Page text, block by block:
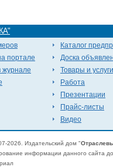
портале
журнале
Каталог
Доска
Товары и услуги
Работа
Презентации
Прайс-листы
Видео
2026. Издательский дом "
информации данного сайта